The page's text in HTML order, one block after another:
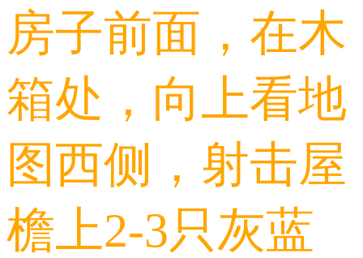
房子前面，在木
箱处，向上看地
图西侧，射击屋
檐上2-3只灰蓝